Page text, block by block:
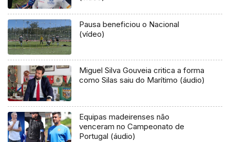
Pausa beneficiou o Nacional
(vídeo)
Miguel Silva Gouveia critica a forma
como Silas saiu do Marítimo (áudio)
Equipas madeirenses não
venceram no Campeonato de
Portugal (áudio)